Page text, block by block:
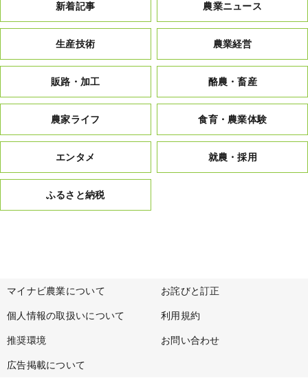
新着記事 農業ニュース
生産技術 農業経営
販路・加工 酪農・畜産
農家ライフ 食育・農業体験
エンタメ 就農・採用
ふるさと納税
マイナビ農業について お詫びと訂正
個人情報の取扱いについて 利用規約
推奨環境 お問い合わせ
広告掲載について